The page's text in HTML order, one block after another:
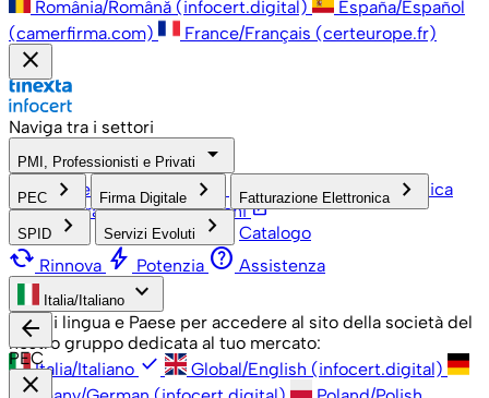
România/Română (infocert.digital)
España/Español
(camerfirma.com)
France/Français (certeurope.fr)
close
Naviga tra i settori
PMI, Professionisti e Privati arrow_drop_down
PMI, Professionisti e Privati check Grandi Aziende
Pubblica
Amministrazione Associazioni open_in_new
PEC keyboard_arrow_right Firma Digitale keyboard_arrow_right Fatturazione Elettronica keyboard_arrow_right
SPID keyboard_arrow_right Servizi Evoluti keyboard_arrow_right Catalogo
cached Rinnova bolt Potenzia help Assistenza
Italia/Italiano keyboard_arrow_down
Scegli lingua e Paese per accedere al sito della società del
nostro gruppo dedicata al tuo mercato:
Italia/Italiano check
Global/English (infocert.digital)
arrow_back
PEC
close